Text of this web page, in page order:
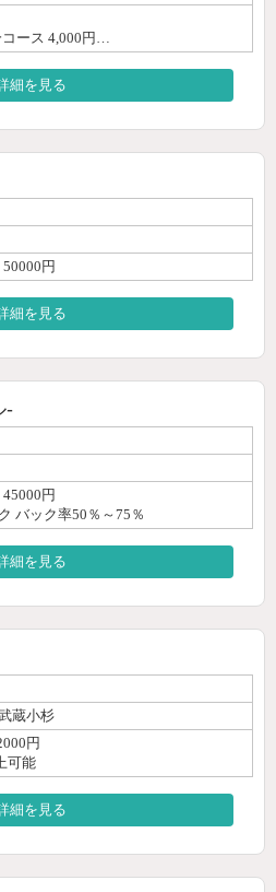
ース 4,000円…
細を見る
円
細を見る
-
45000円
バック率50％～75％
細を見る
蔵小杉
円
可能
細を見る